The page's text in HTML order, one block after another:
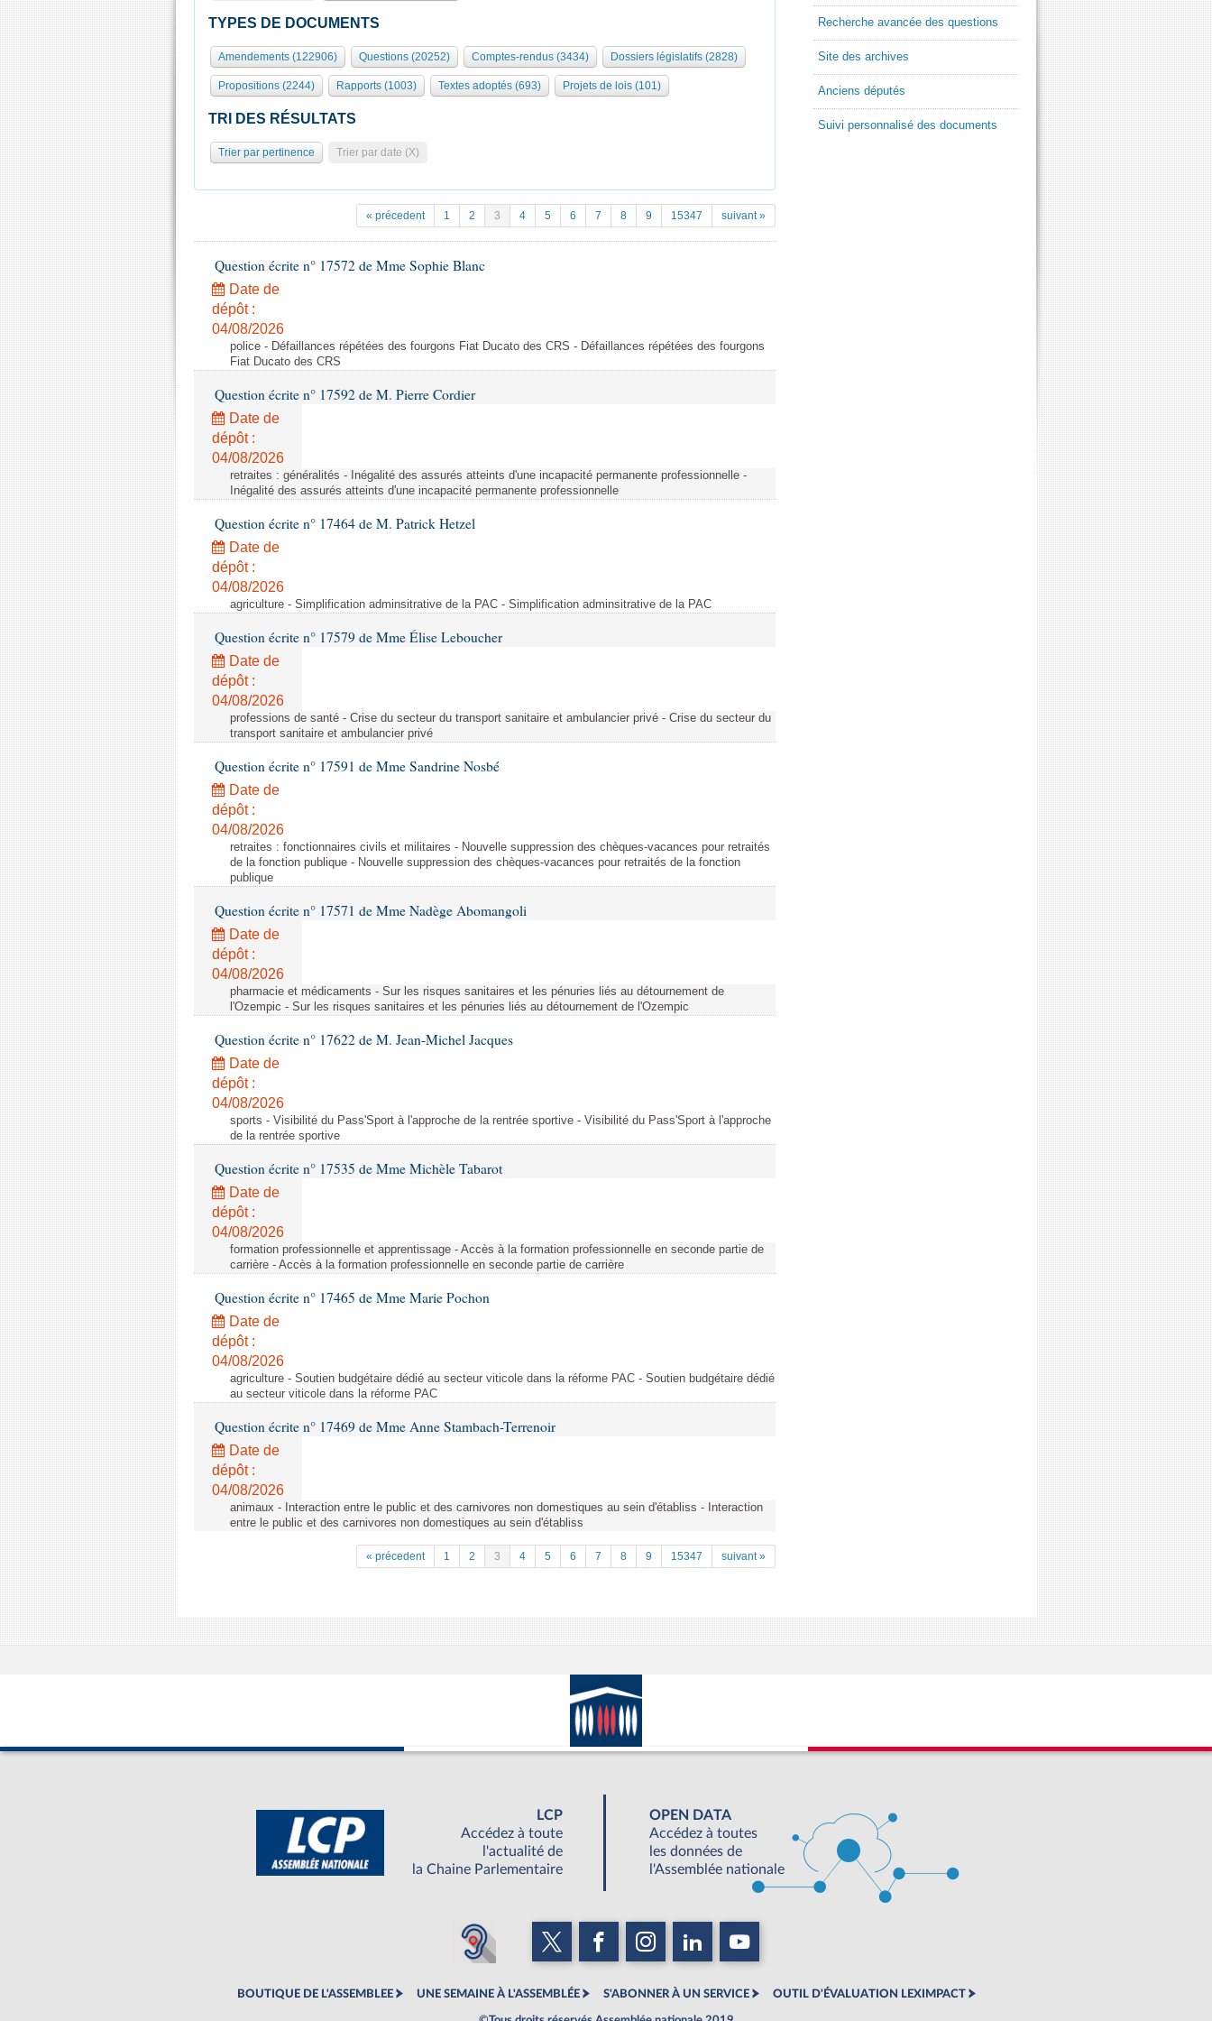
TYPES DE DOCUMENTS
Amendements (122906) Questions (20252) Comptes-rendus (3434) Dossiers législatifs (2828)
Propositions (2244) Rapports (1003) Textes adoptés (693) Projets de lois (101)
TRI DES RÉSULTATS
Trier par pertinence Trier par date (X)
« précedent 1 2 3 4 5 6 7 8 9 15347 suivant »
Question écrite n° 17572 de Mme Sophie Blanc
Date de
dépôt :
04/08/2026
police - Défaillances répétées des fourgons Fiat Ducato des CRS - Défaillances répétées des fourgons
Fiat Ducato des CRS
Question écrite n° 17592 de M. Pierre Cordier
Date de
dépôt :
04/08/2026
retraites : généralités - Inégalité des assurés atteints d'une incapacité permanente professionnelle -
Inégalité des assurés atteints d'une incapacité permanente professionnelle
Question écrite n° 17464 de M. Patrick Hetzel
Date de
dépôt :
04/08/2026
agriculture - Simplification adminsitrative de la PAC - Simplification adminsitrative de la PAC
Question écrite n° 17579 de Mme Élise Leboucher
Date de
dépôt :
04/08/2026
professions de santé - Crise du secteur du transport sanitaire et ambulancier privé - Crise du secteur du
transport sanitaire et ambulancier privé
Question écrite n° 17591 de Mme Sandrine Nosbé
Date de
dépôt :
04/08/2026
retraites : fonctionnaires civils et militaires - Nouvelle suppression des chèques-vacances pour retraités
de la fonction publique - Nouvelle suppression des chèques-vacances pour retraités de la fonction
publique
Question écrite n° 17571 de Mme Nadège Abomangoli
Date de
dépôt :
04/08/2026
pharmacie et médicaments - Sur les risques sanitaires et les pénuries liés au détournement de
l'Ozempic - Sur les risques sanitaires et les pénuries liés au détournement de l'Ozempic
Question écrite n° 17622 de M. Jean-Michel Jacques
Date de
dépôt :
04/08/2026
sports - Visibilité du Pass'Sport à l'approche de la rentrée sportive - Visibilité du Pass'Sport à l'approche
de la rentrée sportive
Question écrite n° 17535 de Mme Michèle Tabarot
Date de
dépôt :
04/08/2026
formation professionnelle et apprentissage - Accès à la formation professionnelle en seconde partie de
carrière - Accès à la formation professionnelle en seconde partie de carrière
Question écrite n° 17465 de Mme Marie Pochon
Date de
dépôt :
04/08/2026
agriculture - Soutien budgétaire dédié au secteur viticole dans la réforme PAC - Soutien budgétaire dédié
au secteur viticole dans la réforme PAC
Question écrite n° 17469 de Mme Anne Stambach-Terrenoir
Date de
dépôt :
04/08/2026
animaux - Interaction entre le public et des carnivores non domestiques au sein d'établiss - Interaction
entre le public et des carnivores non domestiques au sein d'établiss
« précedent 1 2 3 4 5 6 7 8 9 15347 suivant »
Recherche avancée des questions
Site des archives
Anciens députés
Suivi personnalisé des documents
LCP
Accédez à toute
l'actualité de
la Chaine Parlementaire
OPEN DATA
Accédez à toutes
les données de
l'Assemblée nationale
BOUTIQUE DE L'ASSEMBLEE UNE SEMAINE À L'ASSEMBLÉE S'ABONNER À UN SERVICE OUTIL D'ÉVALUATION LEXIMPACT